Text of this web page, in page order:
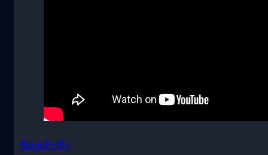
ข้อมูลอ้างอิง